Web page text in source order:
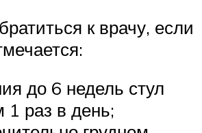
к врачу, если
до 6 недель стул
1 раз в день;